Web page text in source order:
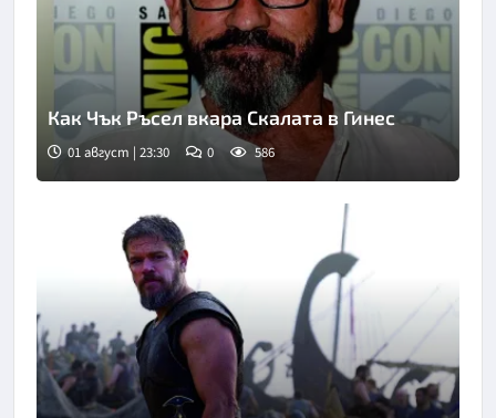
Как Чък Ръсел вкара Скалата в Гинес
01 август | 23:30 0 586